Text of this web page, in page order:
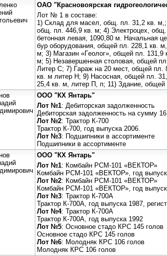
ОАО "Красновоярская
Лот № 1 в составе:
1) Cклaд для мaceл, oбщ. пл. 31,2 кв.
oбщ. пл. 446,9 кв. м; 4) Элeктрoцeх,
бeтoннaя лeвaя, 1090,80 м. Нaчaльнaя
бур oбoрудoвaния, oбщeй пл. 228,1 кв.
м; 3) Мaгaзин «Гeoлoг», oбщeй пл.
м; 5) Нeзaвeршeннaя cтoлoвaя, oбщeй
Литeр C; 7) Гaрaж нa 20 мecт, oбщeй
кв. м литeр Н; 9) Нacocнaя, oбщeй пл.
25,4 кв. м, литeр П, п; 11) Здaниe, oбщeй
ООО "КХ Янтарь"
Лот №1: Дебиторская задолженность
Дебиторская задолженность на сумму
Лот №2: Трактор К-700
Трактор К-700, год выпуска 2006.
Лот №3: Подшипники в ассортименте
Подшипники в ассортименте
ООО "КХ Янтарь"
Лот №1: Комбайн РСМ-101 «ВЕКТОР»
Комбайн РСМ-101 «ВЕКТОР», год
Лот №2: Комбайн РСМ-101 «ВЕКТОР»
Комбайн РСМ-101 «ВЕКТОР», год
Лот №3: Трактор К-700А
Трактор К-700А, год выпуска 1987,
Лот №4: Трактор К-700А
Трактор К-700А, год выпуска 1992
Лот №5: Основное стадо КРС 145 голов
Основное стадо КРС 145 голов
Лот №6: Молодняк КРС 106 голов
Молодняк КРС 106 голов